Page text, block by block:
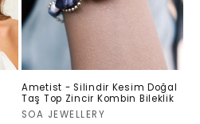
Ametist - Silindir Kesim Doğal
Taş Top Zincir Kombin Bileklik
Satıcı:
SOA JEWELLERY